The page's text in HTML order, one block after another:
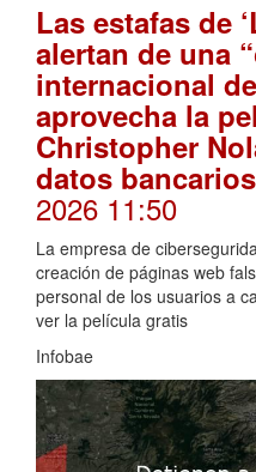
Las estafas de
alertan de una
internacional
aprovecha la
Christopher
datos bancarios
2026 11:50
La empresa de
creación de páginas web
personal de los usuarios a
ver la película gratis
Infobae